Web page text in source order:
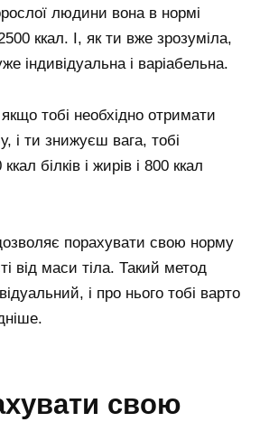
людини вона в нормі
ккал. І, як ти вже зрозуміла,
індивідуальна і варіабельна.
тобі необхідно отримати
і ти знижуєш вага, тобі
білків і жирів і 800 ккал
порахувати свою норму
від маси тіла. Такий метод
і про нього тобі варто